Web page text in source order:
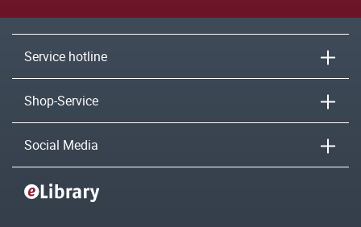
Service hotline
Shop-Service
Social Media